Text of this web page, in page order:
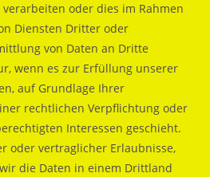
verarbeiten oder dies im Rahmen
Diensten Dritter oder
von Daten an Dritte
wenn es zur Erfüllung unserer
auf Grundlage Ihrer
rechtlichen Verpflichtung oder
Interessen geschieht.
oder vertraglicher Erlaubnisse,
die Daten in einem Drittland